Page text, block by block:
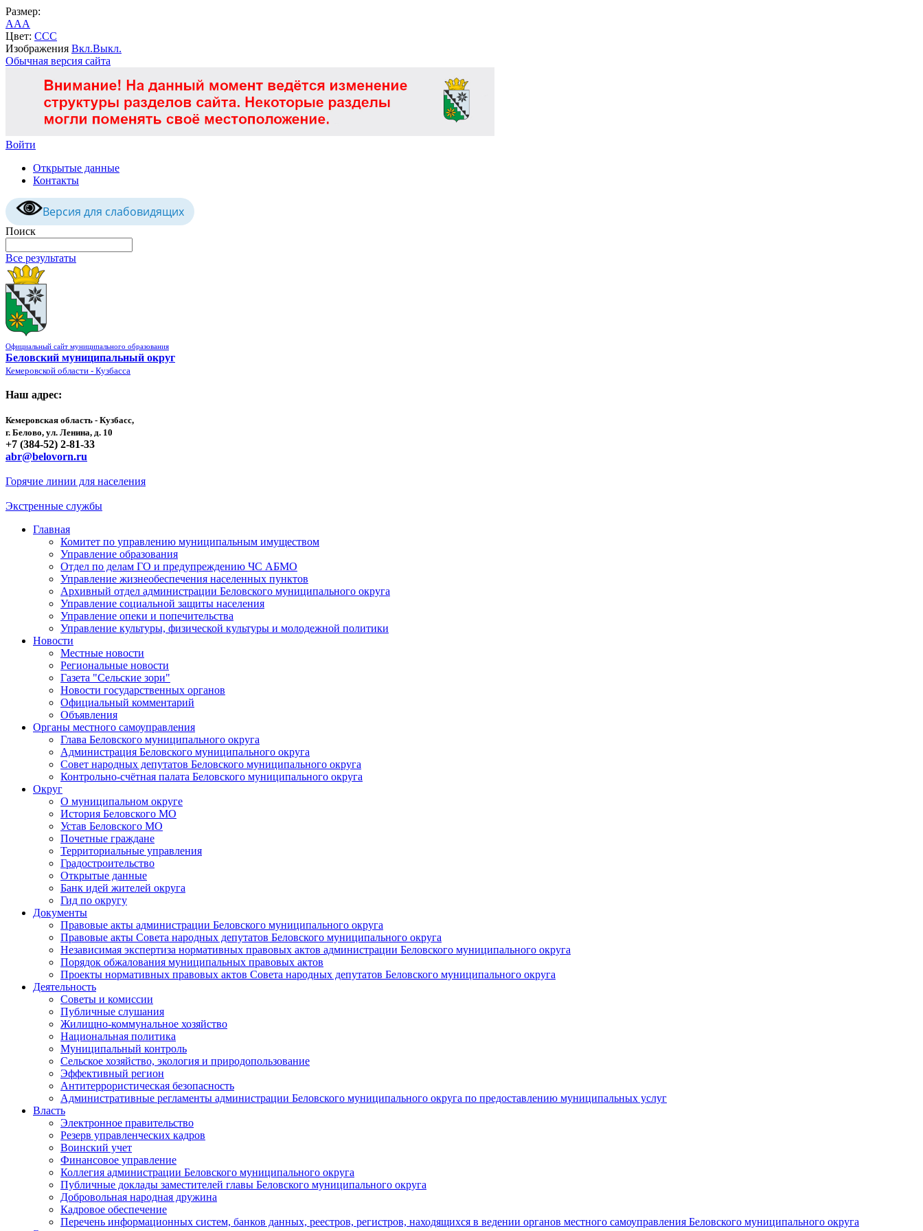
Размер:
AAA
Цвет: CCC
Изображения Вкл.Выкл.
Обычная версия сайта
Войти
Открытые данные
Контакты
Версия для слабовидящих
Поиск
Все результаты
Официальный сайт муниципального образования
Беловский муниципальный округ
Кемеровской области - Кузбасса
Наш адрес:
Кемеровская область - Кузбасс,
г. Белово, ул. Ленина, д. 10
+7 (384-52) 2-81-33
abr@belovorn.ru
Горячие линии для населения
Экстренные службы
Главная
Комитет по управлению муниципальным имуществом
Управление образования
Отдел по делам ГО и предупреждению ЧС АБМО
Управление жизнеобеспечения населенных пунктов
Архивный отдел администрации Беловского муниципального округа
Управление социальной защиты населения
Управление опеки и попечительства
Управление культуры, физической культуры и молодежной политики
Новости
Местные новости
Региональные новости
Газета "Сельские зори"
Новости государственных органов
Официальный комментарий
Объявления
Органы местного самоуправления
Глава Беловского муниципального округа
Администрация Беловского муниципального округа
Совет народных депутатов Беловского муниципального округа
Контрольно-счётная палата Беловского муниципального округа
Округ
О муниципальном округе
История Беловского МО
Устав Беловского МО
Почетные граждане
Территориальные управления
Градостроительство
Открытые данные
Банк идей жителей округа
Гид по округу
Документы
Правовые акты администрации Беловского муниципального округа
Правовые акты Совета народных депутатов Беловского муниципального округа
Независимая экспертиза нормативных правовых актов администрации Беловского муниципального округа
Порядок обжалования муниципальных правовых актов
Проекты нормативных правовых актов Совета народных депутатов Беловского муниципального округа
Деятельность
Советы и комиссии
Публичные слушания
Жилищно-коммунальное хозяйство
Национальная политика
Муниципальный контроль
Сельское хозяйство, экология и природопользование
Эффективный регион
Антитеррористическая безопасность
Административные регламенты администрации Беловского муниципального округа по предоставлению муниципальных услуг
Власть
Электронное правительство
Резерв управленческих кадров
Воинский учет
Финансовое управление
Коллегия администрации Беловского муниципального округа
Публичные доклады заместителей главы Беловского муниципального округа
Добровольная народная дружина
Кадровое обеспечение
Перечень информационных систем, банков данных, реестров, регистров, находящихся в ведении органов местного самоуправления Беловского муниципального округа